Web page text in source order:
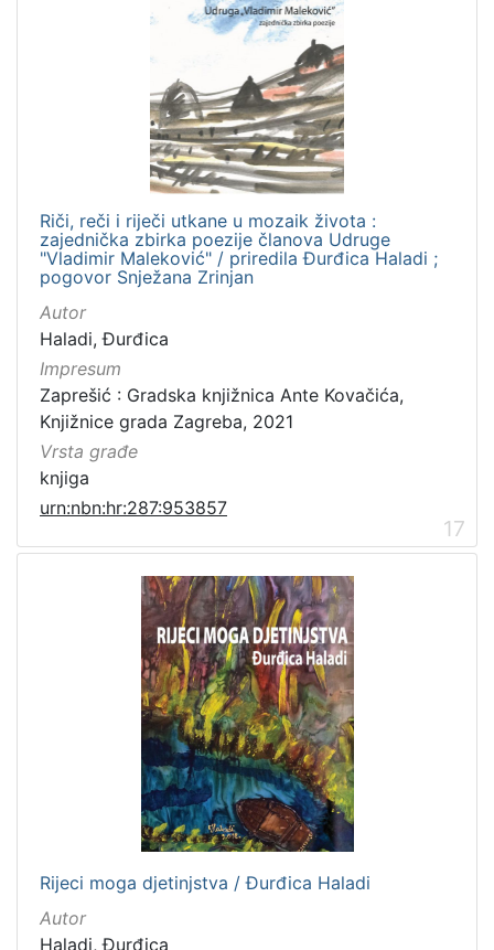
Riči, reči i riječi utkane u mozaik života :
zajednička zbirka poezije članova Udruge
"Vladimir Maleković" / priredila Đurđica Haladi ;
pogovor Snježana Zrinjan
Autor
Haladi, Đurđica
Impresum
Zaprešić : Gradska knjižnica Ante Kovačića,
Knjižnice grada Zagreba, 2021
Vrsta građe
knjiga
urn:nbn:hr:287:953857
17
Rijeci moga djetinjstva / Đurđica Haladi
Autor
Haladi, Đurđica